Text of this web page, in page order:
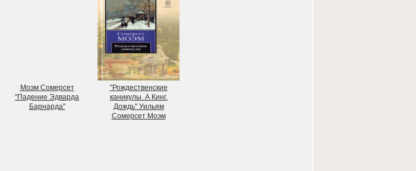
Моэм Сомерсет
"Падение Эдварда
Барнарда"
"Рождественские
каникулы. А Кинг.
Дождь" Уильям
Сомерсет Моэм